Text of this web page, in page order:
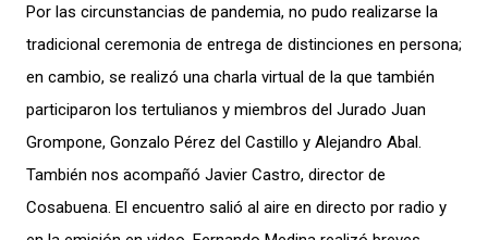
Por las circunstancias de pandemia, no pudo realizarse la
tradicional ceremonia de entrega de distinciones en persona;
en cambio, se realizó una charla virtual de la que también
participaron los tertulianos y miembros del Jurado Juan
Grompone, Gonzalo Pérez del Castillo y Alejandro Abal.
También nos acompañó Javier Castro, director de
Cosabuena. El encuentro salió al aire en directo por radio y